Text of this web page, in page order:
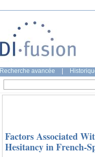
Recherche avancée
Factors Associated
Hesitancy in French-